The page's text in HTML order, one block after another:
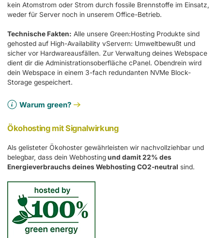
kein Atomstrom oder Strom durch fossile Brennstoffe im Einsatz,
weder für Server noch in unserem Office-Betrieb.
Technische Fakten: Alle unsere Green:Hosting Produkte sind
gehosted auf High-Availability vServern: Umweltbewußt und
sicher vor Hardwareausfällen. Zur Verwaltung deines Webspace
dient dir die Administrationsoberfläche cPanel. Obendrein wird
dein Webspace in einem 3-fach redundanten NVMe Block-
Storage gespeichert.
Warum green?
Ökohosting mit Signalwirkung
Als gelisteter Ökohoster gewährleisten wir nachvollziehbar und
belegbar, dass dein Webhostingund damit 22% des
Energieverbrauchs deines Webhosting CO2-neutral sind.